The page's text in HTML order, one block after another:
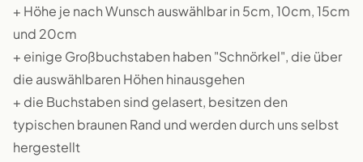
+ Höhe je nach Wunsch auswählbar in 5cm, 10cm, 15cm
und 20cm
+ einige Großbuchstaben haben "Schnörkel", die über
die auswählbaren Höhen hinausgehen
+ die Buchstaben sind gelasert, besitzen den
typischen braunen Rand und werden durch uns selbst
hergestellt